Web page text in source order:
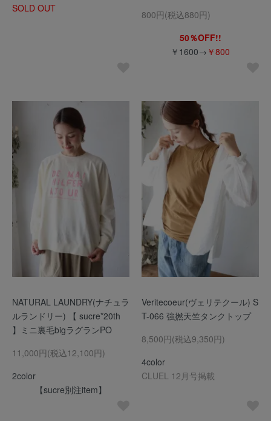
SOLD OUT
800円(税込880円)
50％OFF!!
￥1600→ ￥800
NATURAL LAUNDRY(ナチュラ
ルランドリー) 【 sucre*20th
】ミニ裏毛bigラグランPO
11,000円(税込12,100円)
2color
【sucre別注item】
Veritecoeur(ヴェリテクール) S
T-066 強撚天竺タンクトップ
8,500円(税込9,350円)
4color
CLUEL 12月号掲載